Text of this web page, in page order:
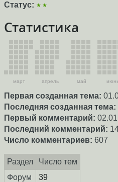
Статус: ★★
Статистика
март апрель май
Первая созданная тема:
Последняя созданная тема:
Первый комментарий:
Последний комментарий:
Число комментариев: 607
Раздел
Число тем
Форум
39